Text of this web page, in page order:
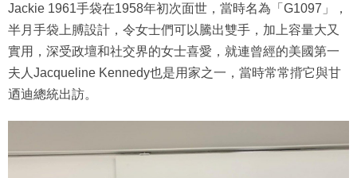
Jackie 1961手袋在1958年初次面世，當時名為「G1097」，
半月手袋上膊設計，令女士們可以騰出雙手，加上容量大又
實用，深受政壇和社交界的女士喜愛，就連曾經的美國第一
夫人Jacqueline Kennedy也是用家之一，當時常常揹它與甘
迺迪總統出訪。